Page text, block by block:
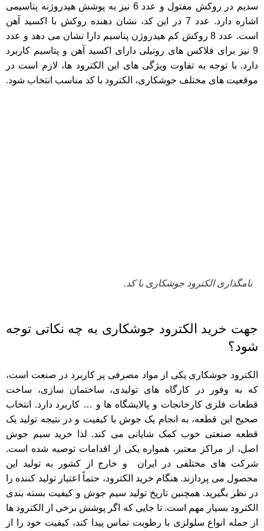
سدیم در روکش مفتول و عدد 6 نیز به پوشش هیدروژنه پتاسیمی
اشاره دارد. عدد 7 در این کد، نشان دهنده روکش با اکسید آهن
است. عدد 8 روکش کم هیدروژن پتاسیم دارا نشان می دهد و عدد
9 نیز برای فلاکس های روتیلی دارای اکسید آهن و پتاسیم کاربرد
دارد. با توجه به تفاوت ویژگی های این الکترود ها، لازم است در
موقعیت های مختلف جوشکاری، الکترود با کد مناسب انتخاب شود.
نامگذاری الکترود جوشکاری با کد.
جهت خرید الکترود جوشکاری به چه نکاتی توجه
شود؟
الکترود جوشکاری یکی از مواد مصرفی پر کاربرد در صنعت است،
که به وفور در کارگاه های تولیدی، ساختمان سازی، ساخت
قطعات فلزی کارخانجات و پالایشگاه ها و … کاربرد دارد. انتخاب
صحیح این قطعه، به انجام یک جوش با کیفیت و در نتیجه تولید یک
قطعه صنعتی خوب کمک شایانی می کند. لذا خرید سیم جوش
اصل، از مراکز معتبر، همواره یکی از اقدامات توصیه شده است.
شرکت های مختلفی در ایران و خارج از کشور به تولید این
محصول می پردازند. هنگام خرید الکترود، حتماً اعتبار تولید کننده را
در نظر بگیرید. همچنین تاریخ تولید سیم جوش و کیفیت بسته بندی
الکترود بسیار مهم است. تا جایی که اگر پوشش برخی از الکترود ها
از جمله انواع سلولزی با رطوبت تماس پیدا کند، کیفیت خود را از